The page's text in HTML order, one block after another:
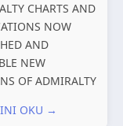
CHARTS AND
NOW
AND
NEW
OF ADMIRALTY
New
OKU →